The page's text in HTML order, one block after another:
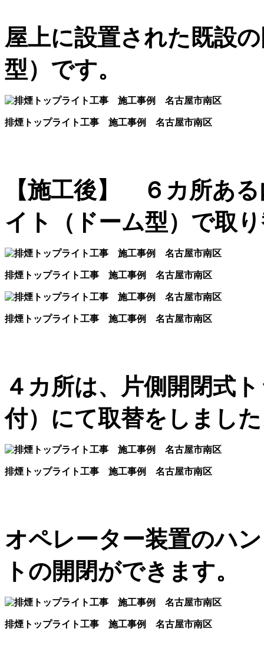
屋上に設置された既設
型）です。
排煙トップライト工事 施工事例 名古屋市南区
【施工後】 ６カ所あ
イト（ドーム型）で取
排煙トップライト工事 施工事例 名古屋市南区
排煙トップライト工事 施工事例 名古屋市南区
４カ所は、片側開閉式
付）にて取替をしまし
排煙トップライト工事 施工事例 名古屋市南区
オペレーター装置のハ
トの開閉ができます。
排煙トップライト工事 施工事例 名古屋市南区